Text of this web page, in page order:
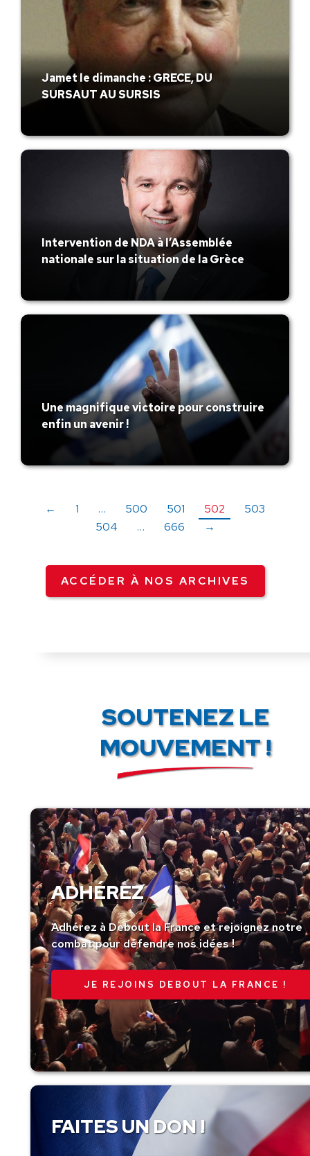
Jamet le dimanche : GRECE, DU
SURSAUT AU SURSIS
Intervention de NDA à l’Assemblée
nationale sur la situation de la Grèce
Une magnifique victoire pour construire
enfin un avenir !
← 1 … 500 501 502
503
504
… 666 →
ACCÉDER À NOS ARCHIVES
SOUTENEZ LE
MOUVEMENT !
ADHÉREZ
Adhérez à Debout la France et rejoignez notre
combat pour défendre nos idées !
JE REJOINS DEBOUT LA FRANCE !
FAITES UN DON !